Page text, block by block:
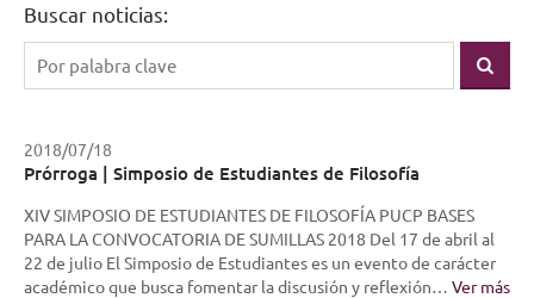
Buscar noticias:
2018/07/18
Prórroga | Simposio de Estudiantes de Filosofía
XIV SIMPOSIO DE ESTUDIANTES DE FILOSOFÍA PUCP BASES
PARA LA CONVOCATORIA DE SUMILLAS 2018 Del 17 de abril al
22 de julio El Simposio de Estudiantes es un evento de carácter
académico que busca fomentar la discusión y reflexión… Ver más